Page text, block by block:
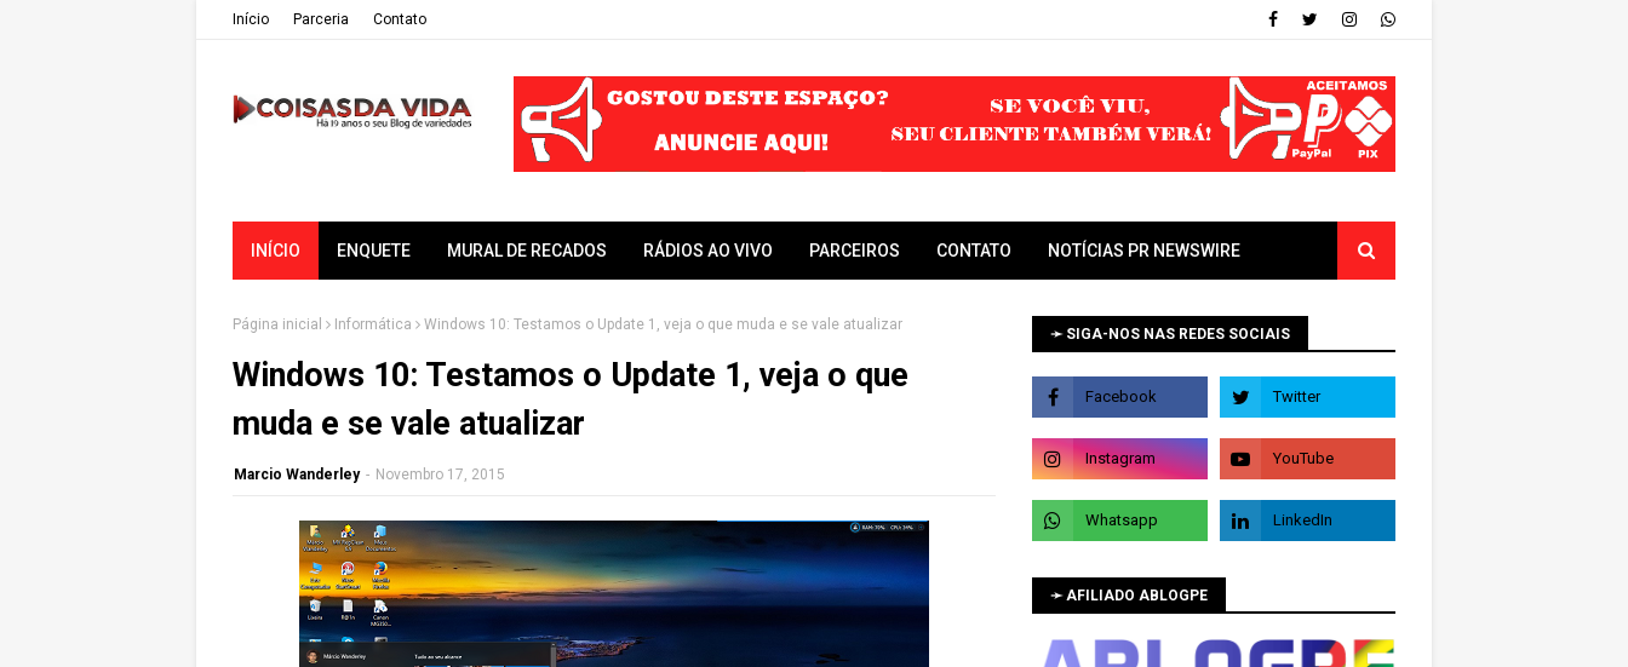
Iní­cio Parceria Contato
INÍCIO ENQUETE MURAL DE RECADOS RÁDIOS AO VIVO PARCEIROS CONTATO NOTÍCIAS PR NEWSWIRE
Página inicial Informática Windows 10: Testamos o Update 1, veja o que muda e se vale atualizar
Windows 10: Testamos o Update 1, veja o que
muda e se vale atualizar
Marcio Wanderley - Novembro 17, 2015
➛ SIGA-NOS NAS REDES SOCIAIS
➛ AFILIADO ABLOGPE